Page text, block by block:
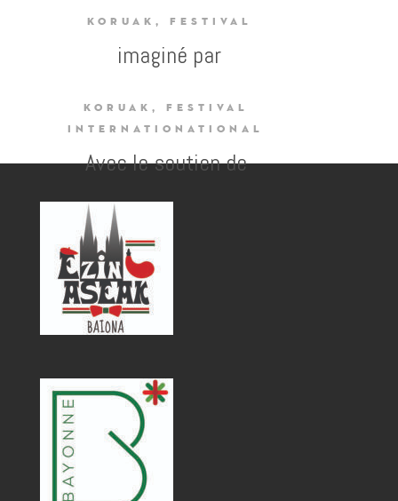
KORUAK, FESTIVAL
imaginé par
KORUAK, FESTIVAL
INTERNATIONATIONAL
Avec le soutien de